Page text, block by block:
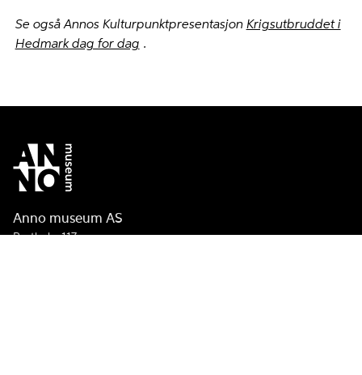
Se også Annos Kulturpunktpresentasjon Krigsutbruddet i
Hedmark dag for dag .
Anno museum AS
Postboks 117